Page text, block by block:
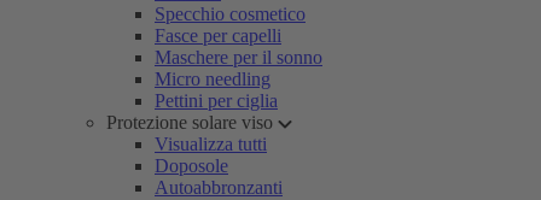
Specchio cosmetico
Fasce per capelli
Maschere per il sonno
Micro needling
Pettini per ciglia
Protezione solare viso
Visualizza tutti
Doposole
Autoabbronzanti